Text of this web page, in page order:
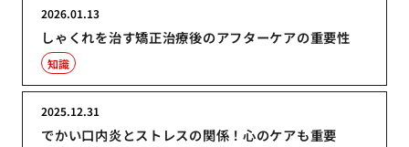
しゃくれを治す矯正治療後のアフターケアの重要性
2026.01.13
知識
でかい口内炎とストレスの関係！心のケアも重要
2025.12.31